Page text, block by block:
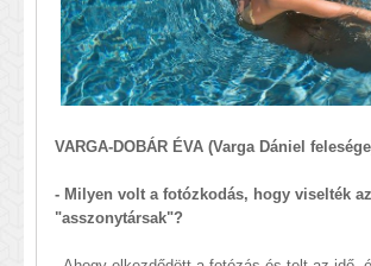
VARGA-DOBÁR ÉVA (Varga Dániel
- Milyen volt a fotózkodás, hogy viselték az
"asszonytársak"?